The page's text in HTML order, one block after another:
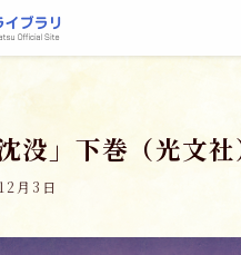
没」下巻（光文社
月3日